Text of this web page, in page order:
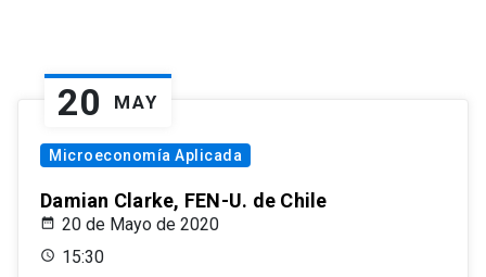
20 MAY
Microeconomía Aplicada
Damian Clarke, FEN-U. de Chile
20 de Mayo de 2020
15:30